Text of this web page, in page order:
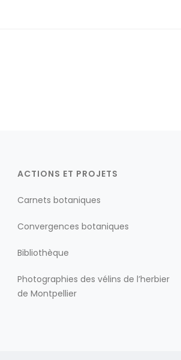
ACTIONS ET PROJETS
Carnets botaniques
Convergences botaniques
Bibliothèque
Photographies des vélins de l’herbier
de Montpellier